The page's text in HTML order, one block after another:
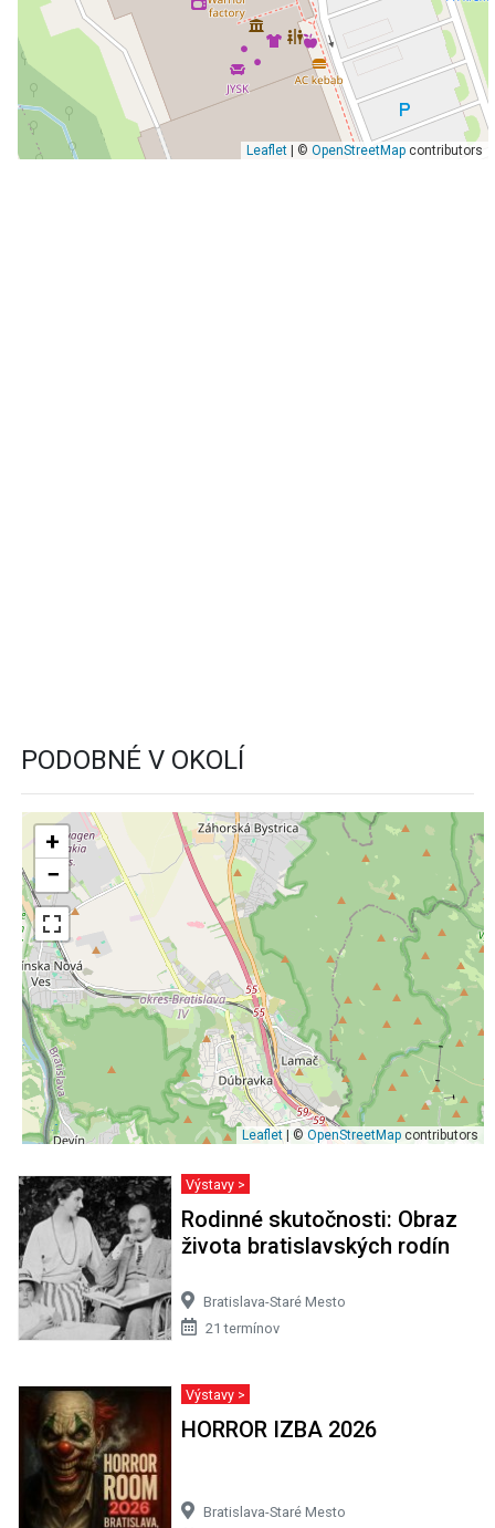
Leaflet| © OpenStreetMapcontributors
PODOBNÉ V OKOLÍ
+
−
Leaflet | © OpenStreetMap contributors
Výstavy >
Rodinné skutočnosti: Obraz
života bratislavských rodín
Bratislava-Staré Mesto
21 termínov
Výstavy >
HORROR IZBA 2026
Bratislava-Staré Mesto